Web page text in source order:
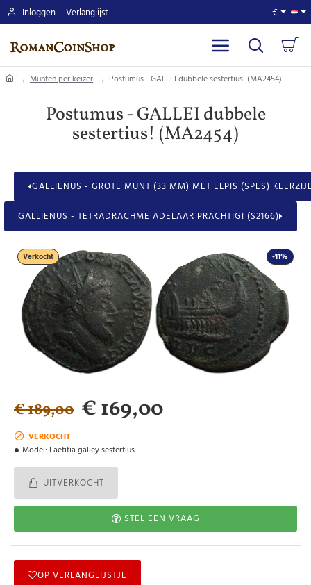
Inloggen Verlanglijst €
homeMunten per keizer Postumus - GALLEI dubbele sestertius! (MA2454)
Postumus - GALLEI dubbele
sestertius! (MA2454)
GALLIENUS - GROTE MUNT (33 MM) MET ELPIS (SPES)
GALLIENUS - TETRADRACHME ADELAAR PRACHTIG! (S2166)
-11%
Verkocht
VERKOCHT
Model: Laetitia galley sestertius
€ 169,00
€ 189,00
UITVERKOCHT
STEL EEN VRAAG
OP VERLANGLIJSTJE